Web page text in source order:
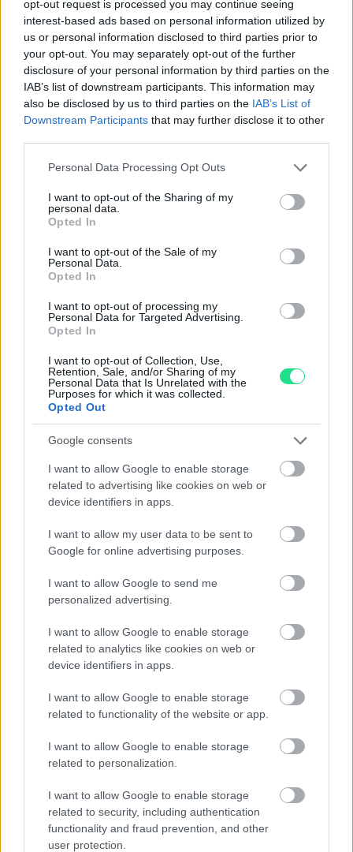
opt-out request is processed you may continue seeing
interest-based ads based on personal information utilized by
us or personal information disclosed to third parties prior to
your opt-out. You may separately opt-out of the further
disclosure of your personal information by third parties on the
IAB’s list of downstream participants. This information may
also be disclosed by us to third parties on the IAB’s List of
Downstream Participants that may further disclose it to other
Please note that this website/app uses one or more Google
not limited to your visit or usage behaviour. You may click to
grant or deny consent to Google and its third-party tags to
use your data for below specified purposes in below Google
consent section.
Personal Data Processing Opt Outs
I want to opt-out of the Sharing of my
personal data.
Opted In
I want to opt-out of the Sale of my
Personal Data.
Opted In
I want to opt-out of processing my
Personal Data for Targeted Advertising.
Opted In
I want to opt-out of Collection, Use,
Retention, Sale, and/or Sharing of my
Personal Data that Is Unrelated with the
Purposes for which it was collected.
Opted Out
Google consents
I want to allow Google to enable storage
related to advertising like cookies on web or
device identifiers in apps.
I want to allow my user data to be sent to
Google for online advertising purposes.
I want to allow Google to send me
personalized advertising.
I want to allow Google to enable storage
related to analytics like cookies on web or
device identifiers in apps.
I want to allow Google to enable storage
related to functionality of the website or app.
I want to allow Google to enable storage
related to personalization.
I want to allow Google to enable storage
related to security, including authentication
functionality and fraud prevention, and other
user protection.
peso totale 79,60gr
9.700,00€
520,00
Pendente croce - Brillanti
0,90ct. G-VS1, oro 18kt. peso
totale 5,90gr
1.170,00€
Collana perle coltivate -
Susta in oro 18kt di 8,90gr
Collana con ciondolo
bambina - Brillanti 0,50ct. G-
VS1, oro 18kt. peso totale
2.370,00
Collana Sole - Brillanti
3,31ct. Oro 18kt. peso totale
7.300,00
Parure stile antico: Brillanti
taglio antico, oro bassa
totale 26gr.
1.970,00€
Matranga SRL
Evoluzione e tradizione, emozione e precisione, fantasia
e tecnologia, la gioielleria Matranga è il risultato di una
sfida appassionante che dura da più di 110 anni.
Dominare e trasformare questi elementi contrastanti in
accessori essenziali per la seduzione contemporanea.
I nostri orari di apertura (Palermo e
Trapani):
dalle 15:45 alle 19:30
dalle 09:45 alle 13:15 e
dalle 15:45 alle 19:30